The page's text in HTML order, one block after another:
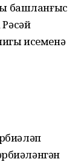
башланғыс
исеменә